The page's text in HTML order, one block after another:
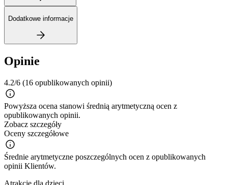
Dodatkowe informacje
Opinie
4.2/6 (16 opublikowanych opinii)
Powyższa ocena stanowi średnią arytmetyczną ocen z
opublikowanych opinii.
Zobacz szczegóły
Oceny szczegółowe
Średnie arytmetyczne poszczególnych ocen z opublikowanych
opinii Klientów.
Atrakcje dla dzieci